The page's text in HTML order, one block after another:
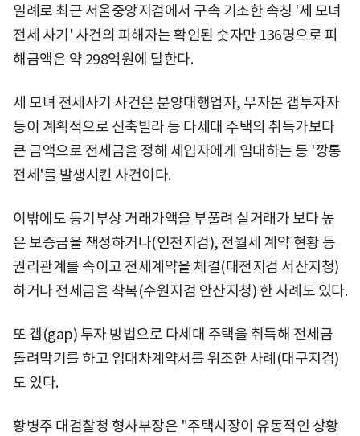
일례로 최근 서울중앙지검에서 구속 기소한 속칭 '세 모녀
전세 사기' 사건의 피해자는 확인된 숫자만 136명으로 피
해금액은 약 298억원에 달한다.
세 모녀 전세사기 사건은 분양대행업자, 무자본 갭투자자
등이 계획적으로 신축빌라 등 다세대 주택의 취득가보다
큰 금액으로 전세금을 정해 세입자에게 임대하는 등 '깡통
전세'를 발생시킨 사건이다.
이밖에도 등기부상 거래가액을 부풀려 실거래가 보다 높
은 보증금을 책정하거나(인천지검), 전월세 계약 현황 등
권리관계를 속이고 전세계약을 체결(대전지검 서산지청)
하거나 전세금을 착복(수원지검 안산지청) 한 사례도 있다.
또 갭(gap) 투자 방법으로 다세대 주택을 취득해 전세금
돌려막기를 하고 임대차계약서를 위조한 사례(대구지검)
도 있다.
황병주 대검찰청 형사부장은 "주택시장이 유동적인 상황